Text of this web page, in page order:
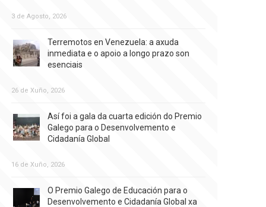
3 de Agosto, 2026
Terremotos en Venezuela: a axuda
inmediata e o apoio a longo prazo son
esenciais
26 de Xuño, 2026
Así foi a gala da cuarta edición do Premio
Galego para o Desenvolvemento e
Cidadanía Global
16 de Xuño, 2026
O Premio Galego de Educación para o
Desenvolvemento e Cidadanía Global xa